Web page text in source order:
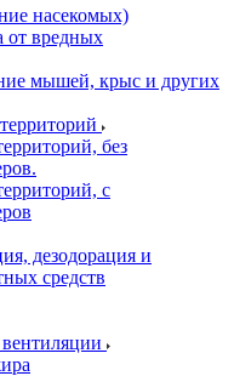
насекомых)
от вредных
мышей, крыс и других
без
с
дезодорация и
средств